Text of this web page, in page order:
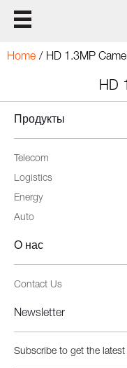
Решение
Поддержка
О нас
Home / HD 1.3MP
HD
Продукты
Telecom
Logistics
Energy
Auto
О нас
Contact Us
Newsletter
Subscribe to get the